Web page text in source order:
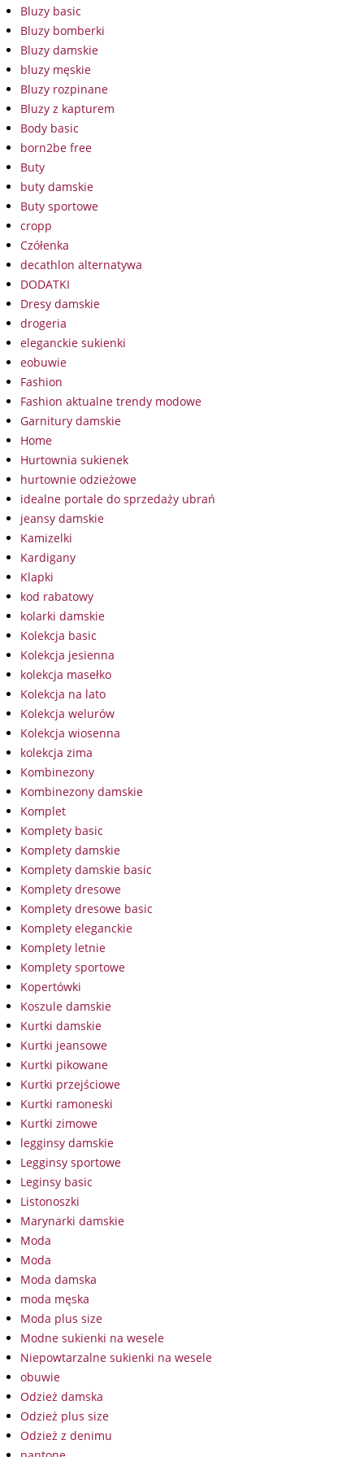
Bluzy basic
Bluzy bomberki
Bluzy damskie
bluzy męskie
Bluzy rozpinane
Bluzy z kapturem
Body basic
born2be free
Buty
buty damskie
Buty sportowe
cropp
Czółenka
decathlon alternatywa
DODATKI
Dresy damskie
drogeria
eleganckie sukienki
eobuwie
Fashion
Fashion aktualne trendy modowe
Garnitury damskie
Home
Hurtownia sukienek
hurtownie odzieżowe
idealne portale do sprzedaży ubrań
jeansy damskie
Kamizelki
Kardigany
Klapki
kod rabatowy
kolarki damskie
Kolekcja basic
Kolekcja jesienna
kolekcja masełko
Kolekcja na lato
Kolekcja welurów
Kolekcja wiosenna
kolekcja zima
Kombinezony
Kombinezony damskie
Komplet
Komplety basic
Komplety damskie
Komplety damskie basic
Komplety dresowe
Komplety dresowe basic
Komplety eleganckie
Komplety letnie
Komplety sportowe
Kopertówki
Koszule damskie
Kurtki damskie
Kurtki jeansowe
Kurtki pikowane
Kurtki przejściowe
Kurtki ramoneski
Kurtki zimowe
legginsy damskie
Legginsy sportowe
Leginsy basic
Listonoszki
Marynarki damskie
Moda
Moda
Moda damska
moda męska
Moda plus size
Modne sukienki na wesele
Niepowtarzalne sukienki na wesele
obuwie
Odzież damska
Odzież plus size
Odzież z denimu